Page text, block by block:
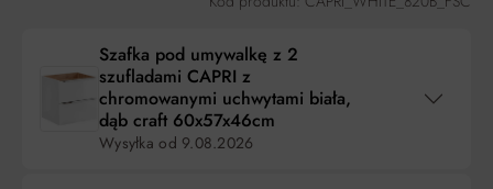
Szafka pod umywalkę z 2
szufladami CAPRI z
chromowanymi uchwytami biała,
dąb craft 60x57x46cm
Wysyłka od 9.08.2026